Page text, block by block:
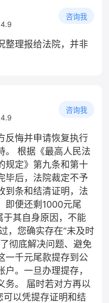
4.9
咨询我
整理报给法院，并非
4.9
咨询我
反悔并申请恢复执行
。 根据《最高人民法
规定》第九条和第十
毕后，法院裁定不予
到条和结清证明，法
即便还剩1000元尾
于其自身原因，不能
，您确实存在“未及时
彻底解决问题、避免
一千元尾款提存到公
。一旦办理提存，
务。 届时若对方再以
可以凭提存证明和结